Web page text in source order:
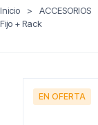
Inicio > ACCESORIOS
Fijo + Rack
EN OFERTA